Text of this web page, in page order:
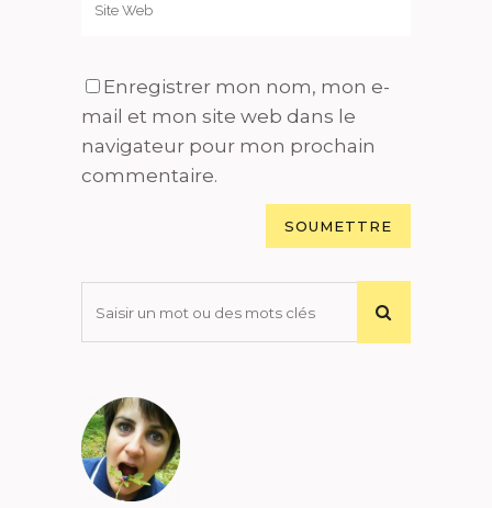
Enregistrer mon nom, mon e-
mail et mon site web dans le
navigateur pour mon prochain
commentaire.